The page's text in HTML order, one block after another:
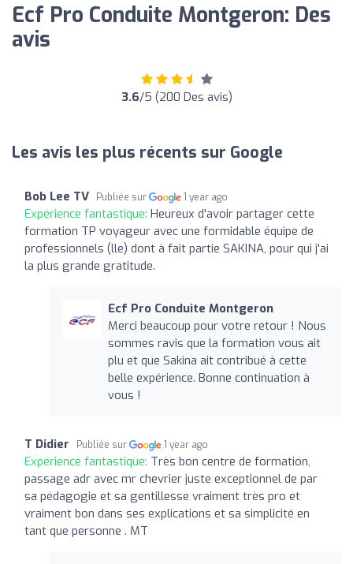
Ecf Pro Conduite Montgeron: Des
avis
3.6/5 (200 Des avis)
Les avis les plus récents sur Google
Bob Lee TV Publiée sur 1 year ago
Expérience fantastique: Heureux d'avoir partager cette
formation TP voyageur avec une formidable équipe de
professionnels (lle) dont à fait partie SAKINA, pour qui j'ai
la plus grande gratitude.
Ecf Pro Conduite Montgeron
Merci beaucoup pour votre retour ! Nous
sommes ravis que la formation vous ait
plu et que Sakina ait contribué à cette
belle expérience. Bonne continuation à
vous !
T Didier Publiée sur 1 year ago
Expérience fantastique: Très bon centre de formation,
passage adr avec mr chevrier juste exceptionnel de par
sa pédagogie et sa gentillesse vraiment très pro et
vraiment bon dans ses explications et sa simplicité en
tant que personne . MT